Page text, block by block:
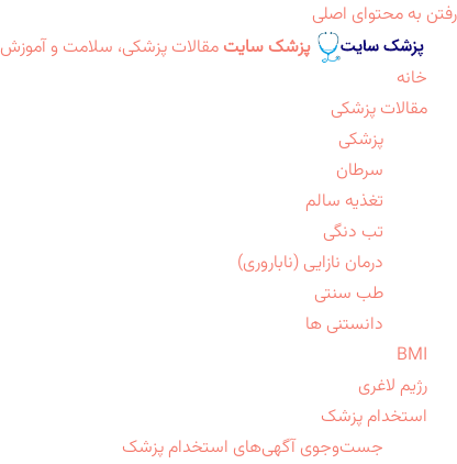
رفتن به محتوای اصلی
پزشک سایت مقالات پزشکی، سلامت و آموزش
خانه
مقالات پزشکی
پزشکی
سرطان
تغذیه سالم
تب دنگی
درمان نازایی (ناباروری)
طب سنتی
دانستنی ها
BMI
رژیم لاغری
استخدام پزشک
جست‌وجوی آگهی‌های استخدام پزشک